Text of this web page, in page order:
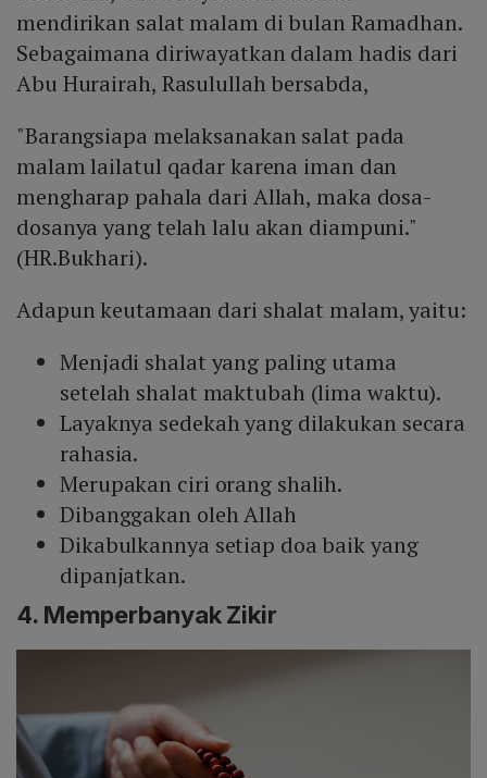
mendirikan salat malam di bulan Ramadhan.
Sebagaimana diriwayatkan dalam hadis dari
Abu Hurairah, Rasulullah bersabda,
"Barangsiapa melaksanakan salat pada
malam lailatul qadar karena iman dan
mengharap pahala dari Allah, maka dosa-
dosanya yang telah lalu akan diampuni."
(HR.Bukhari).
Adapun keutamaan dari shalat malam, yaitu:
Menjadi shalat yang paling utama
setelah shalat maktubah (lima waktu).
Layaknya sedekah yang dilakukan secara
rahasia.
Merupakan ciri orang shalih.
Dibanggakan oleh Allah
Dikabulkannya setiap doa baik yang
dipanjatkan.
4. Memperbanyak Zikir